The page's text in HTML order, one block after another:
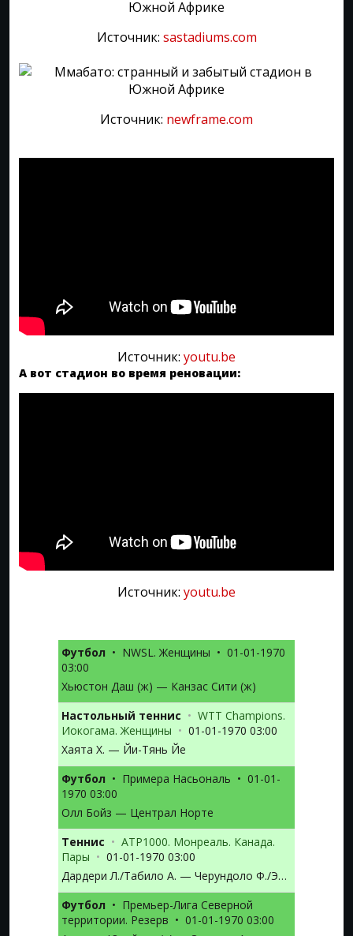
Источник: sastadiums.com
Источник: newframe.com
Источник: youtu.be
А вот стадион во время реновации:
Источник: youtu.be
Футбол • NWSL. Женщины • 01-01-1970
03:00
Хьюстон Даш (ж) — Канзас Сити (ж)
Настольный теннис • WTT Champions.
Иокогама. Женщины • 01-01-1970 03:00
Хаята Х. — Йи-Тянь Йе
Футбол • Примера Насьональ • 01-01-
1970 03:00
Олл Бойз — Централ Норте
Теннис • ATP1000. Монреаль. Канада.
Пары • 01-01-1970 03:00
Дардери Л./Табило А. — Черундоло Ф./Этчеверри Т.М.
Футбол • Премьер-Лига Северной
территории. Резерв • 01-01-1970 03:00